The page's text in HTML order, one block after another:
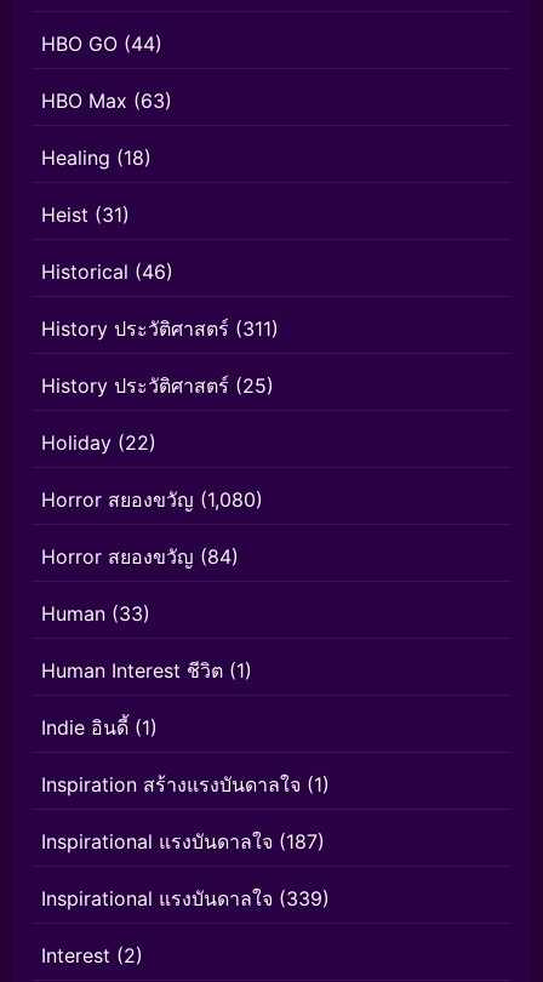
HBO GO (44)
HBO Max (63)
Healing (18)
Heist (31)
Historical (46)
History ประวัติศาสตร์ (311)
History ประวัติศาสตร์ (25)
Holiday (22)
Horror สยองขวัญ (1,080)
Horror สยองขวัญ (84)
Human (33)
Human Interest ชีวิต (1)
Indie อินดี้ (1)
Inspiration สร้างแรงบันดาลใจ (1)
Inspirational แรงบันดาลใจ (187)
Inspirational แรงบันดาลใจ (339)
Interest (2)